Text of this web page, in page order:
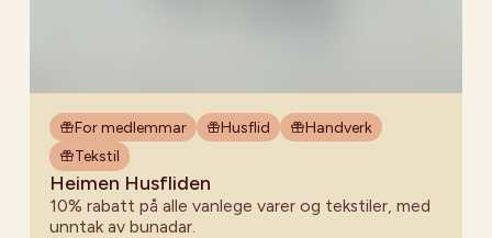
For medlemmar Husflid
Handverk
Tekstil
Heimen Husfliden
10% rabatt på alle vanlege varer og tekstiler, med
unntak av bunadar.